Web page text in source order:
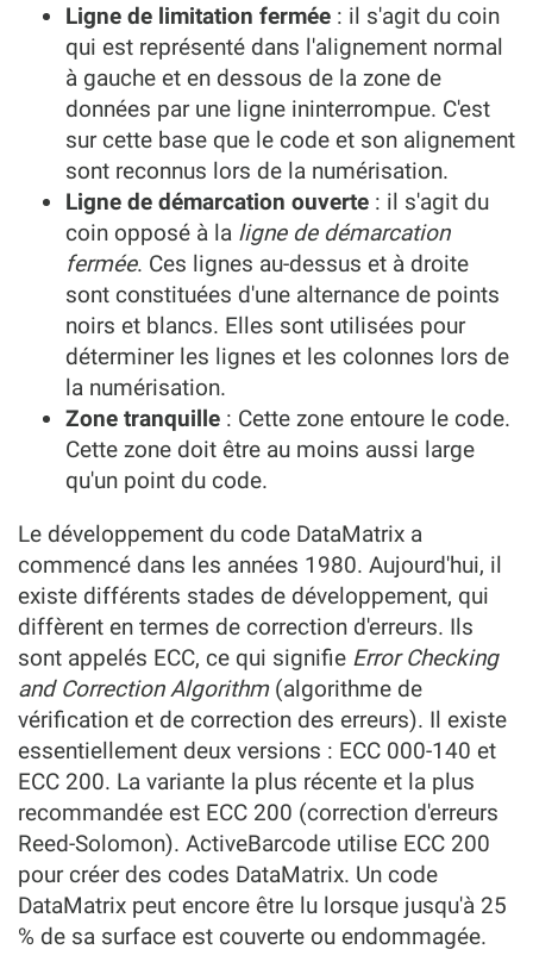
Ligne de limitation fermée : il s'agit du coin
qui est représenté dans l'alignement normal
à gauche et en dessous de la zone de
données par une ligne ininterrompue. C'est
sur cette base que le code et son alignement
sont reconnus lors de la numérisation.
Ligne de démarcation ouverte : il s'agit du
coin opposé à la ligne de démarcation
fermée. Ces lignes au-dessus et à droite
sont constituées d'une alternance de points
noirs et blancs. Elles sont utilisées pour
déterminer les lignes et les colonnes lors de
la numérisation.
Zone tranquille : Cette zone entoure le code.
Cette zone doit être au moins aussi large
qu'un point du code.
Le développement du code DataMatrix a
commencé dans les années 1980. Aujourd'hui, il
existe différents stades de développement, qui
diffèrent en termes de correction d'erreurs. Ils
sont appelés ECC, ce qui signifie Error Checking
and Correction Algorithm(algorithme de
vérification et de correction des erreurs). Il existe
essentiellement deux versions : ECC 000-140 et
ECC 200. La variante la plus récente et la plus
recommandée est ECC 200 (correction d'erreurs
Reed-Solomon). ActiveBarcode utilise ECC 200
pour créer des codes DataMatrix. Un code
DataMatrix peut encore être lu lorsque jusqu'à 25
% de sa surface est couverte ou endommagée.